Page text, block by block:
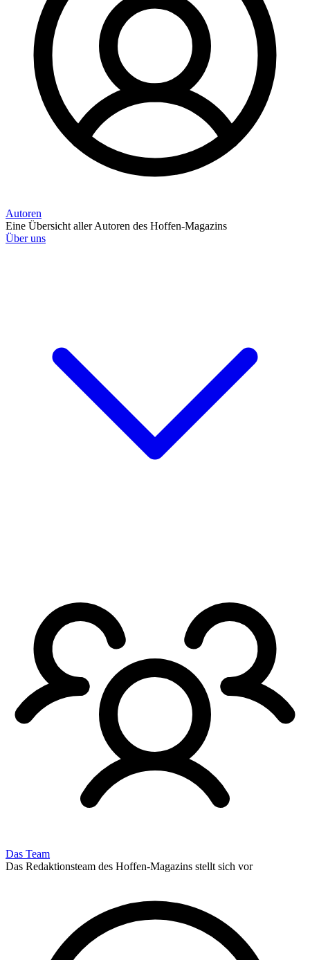
Autoren
Eine Übersicht aller Autoren des Hoffen-Magazins
Über uns
Das Team
Das Redaktionsteam des Hoffen-Magazins stellt sich vor